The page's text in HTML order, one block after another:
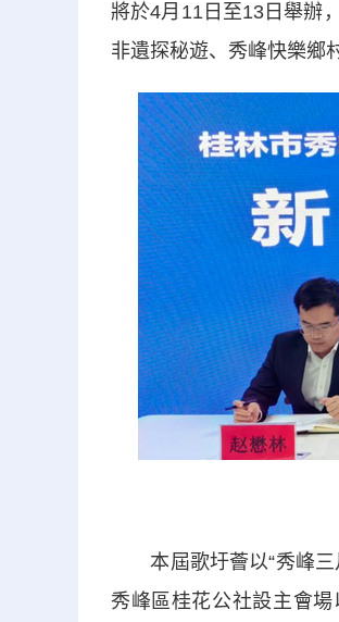
將於4月11日至13日舉辦
非遺探秘遊、秀峰快樂鄉
本屆歌圩薈以“秀峰三
秀峰區桂花公社設主會